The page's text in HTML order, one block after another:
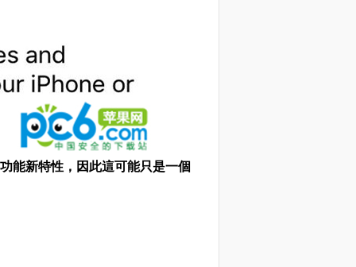
能新特性，因此這可能只是一個